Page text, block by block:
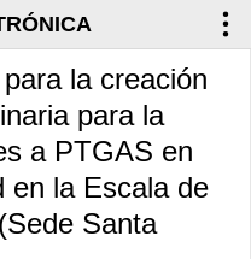
la creación
para la
a PTGAS en
en la Escala de
Santa